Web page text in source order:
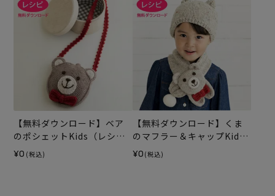
【無料ダウンロード】ベア
のポシェットKids（レシ
ピ）
¥0 (税込)
【無料ダウンロード】くま
のマフラー＆キャップKids
（レシピ）
¥0 (税込)